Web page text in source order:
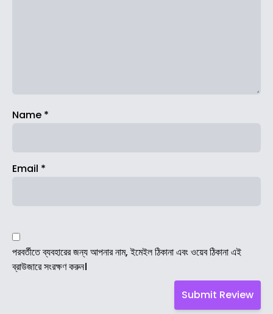
Name *
Email *
পরবর্তীতে ব্যবহারের জন্য আপনার নাম, ইমেইল ঠিকানা এবং ওয়েব ঠিকানা এই
ব্রাউজারে সংরক্ষণ করুন।